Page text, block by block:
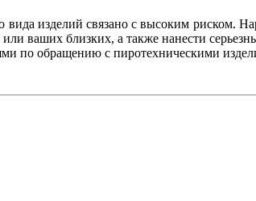
изделий связано с высоким риском.
ваших близких, а также нанести
по обращению с пиротехническими